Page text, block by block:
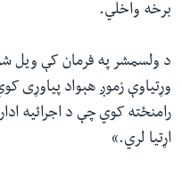
برخه واخلي.
د ولسمشر په فرمان کې ويل
وړتياوې زموږ هېواد پياوړی
رامنځته کوي چې د اجرائيه
اړتيا لري.»